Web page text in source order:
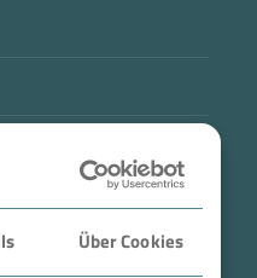
Über Cookies